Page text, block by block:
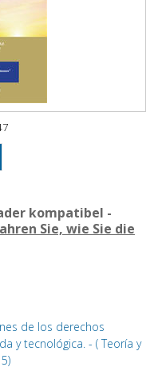
kompatibel -
Sie, wie Sie die
de los derechos
y tecnológica. - ( Teoría y